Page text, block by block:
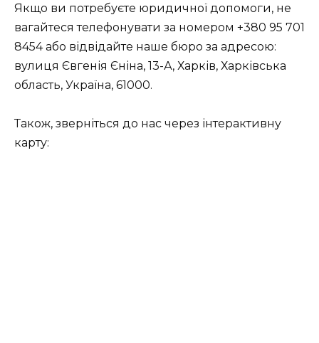
Якщо ви потребуєте юридичної допомоги, не
вагайтеся телефонувати за номером +380 95 701
8454або відвідайте наше бюро за адресою:
вулиця Євгенія Єніна, 13-А, Харків, Харківська
область, Україна, 61000.
Також, зверніться до нас через інтерактивну
карту: